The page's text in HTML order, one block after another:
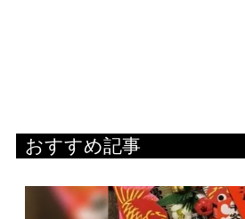
おすすめ記事